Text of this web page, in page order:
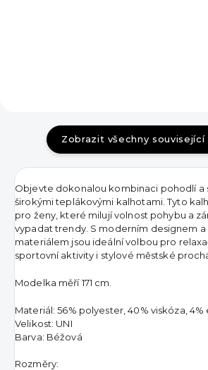
Zobrazit všechny
Objevte dokonalou kombinaci pohodlí a
širokými teplákovými kalhotami. Tyto
pro ženy, které milují volnost pohybu a
vypadat trendy. S moderním designem a
materiálem jsou ideální volbou pro
sportovní aktivity i stylové městské
Modelka měří 171 cm.
Materiál:56% polyester, 40% viskóza, 4%
Velikost: UNI
Barva: Béžová
Rozměry: